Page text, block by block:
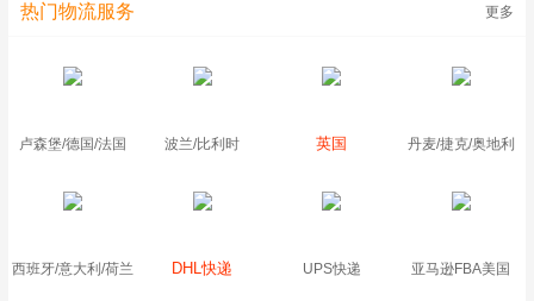
热门物流服务 更多
卢森堡/德国/法国 波兰/比利时 英国 丹麦/捷克/奥地利
西班牙/意大利/荷兰 DHL快递 UPS快递 亚马逊FBA美国